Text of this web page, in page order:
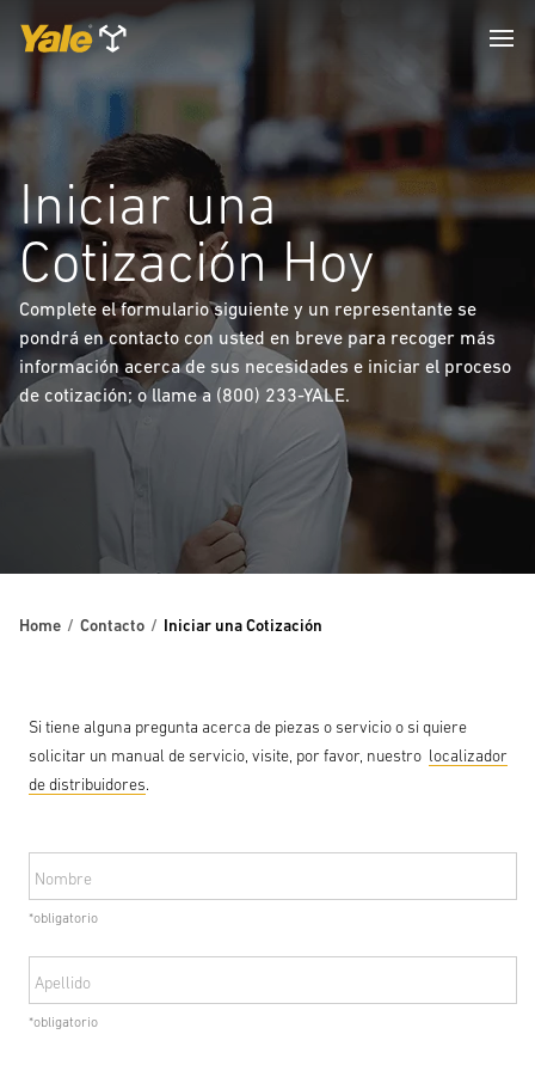
Iniciar una
Cotización Hoy
Complete el formulario siguiente y un representante se
pondrá en contacto con usted en breve para recoger más
información acerca de sus necesidades e iniciar el proceso
de cotización; o llame a (800) 233-YALE.
Home Contacto Iniciar una Cotización
Si tiene alguna pregunta acerca de piezas o servicio o si quiere
solicitar un manual de servicio, visite, por favor, nuestro localizador
de distribuidores.
Nombre
*obligatorio
Apellido
*obligatorio